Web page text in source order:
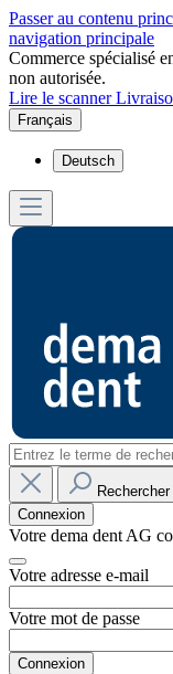
Passer au contenu
navigation principale
Commerce spécialisé
non autorisée.
Lire le scanner
Français
Deutsch
Rechercher
Connexion
Votre dema dent AG
Votre adresse e-mail
Votre mot de passe
Connexion